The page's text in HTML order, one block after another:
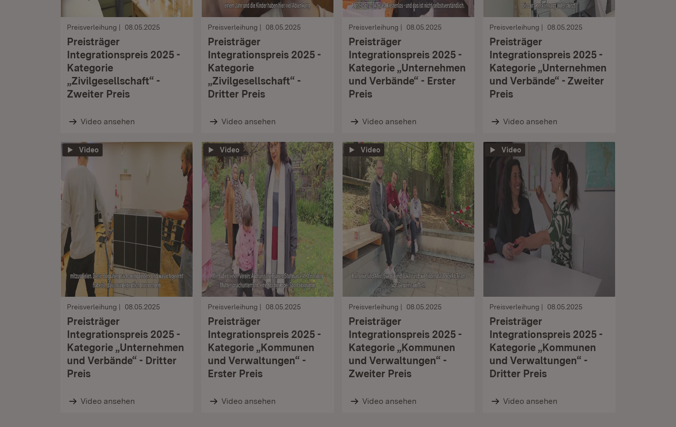
Preisverleihung 08.05.2025
Preisträger
Integrationspreis 2025 -
Kategorie
„Zivilgesellschaft“ -
Zweiter Preis
Video ansehen
Preisverleihung 08.05.2025
Preisträger
Integrationspreis 2025 -
Kategorie
„Zivilgesellschaft“ -
Dritter Preis
Video ansehen
Preisverleihung 08.05.2025
Preisträger
Integrationspreis 2025 -
Kategorie „Unternehmen
und Verbände“ - Erster
Preis
Video ansehen
Preisverleihung 08.05.2025
Preisträger
Integrationspreis 2025 -
Kategorie „Unternehmen
und Verbände“ - Zweiter
Preis
Video ansehen
Video
Preisverleihung 08.05.2025
Preisträger
Integrationspreis 2025 -
Kategorie „Unternehmen
und Verbände“ - Dritter
Preis
Video ansehen
Video
Preisverleihung 08.05.2025
Preisträger
Integrationspreis 2025 -
Kategorie „Kommunen
und Verwaltungen“ -
Erster Preis
Video ansehen
Video
Preisverleihung 08.05.2025
Preisträger
Integrationspreis 2025 -
Kategorie „Kommunen
und Verwaltungen“ -
Zweiter Preis
Video ansehen
Video
Preisverleihung 08.05.2025
Preisträger
Integrationspreis 2025 -
Kategorie „Kommunen
und Verwaltungen“ -
Dritter Preis
Video ansehen